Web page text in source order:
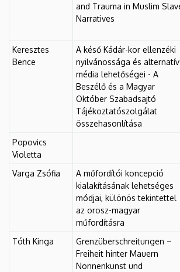
and Trauma in Muslim
Narratives
Keresztes
Bence
A késő Kádár-kor ellenzéki
nyilvánossága és alternatív
média lehetőségei - A
Beszélő és a Magyar
Október Szabadsajtó
Tájékoztatószolgálat
összehasonlítása
Popovics
Violetta
Varga Zsófia
A műfordítói koncepció
kialakításának lehetséges
módjai, különös tekintettel
az orosz-magyar
műfordításra
Tóth Kinga
Grenzüberschreitungen –
Freiheit hinter Mauern
Nonnenkunst und